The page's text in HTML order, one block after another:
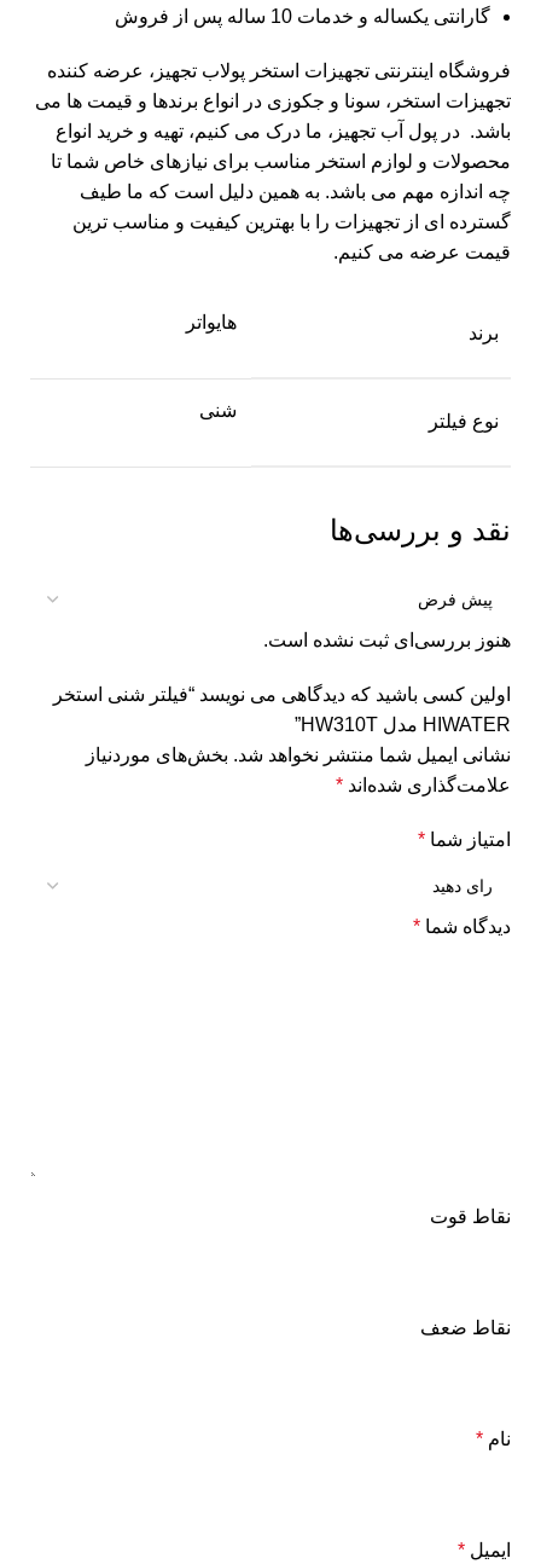
گارانتی یکساله و خدمات 10 ساله پس از فروش
فروشگاه اینترنتی تجهیزات استخر پولاب تجهیز ، عرضه کننده
تجهیزات استخر ، سونا و جکوزی در انواع برندها و قیمت ها می
باشد. در پول آب تجهیز، ما درک می کنیم، تهیه و خرید انواع
محصولات و لوازم استخر مناسب برای نیازهای خاص شما تا
چه اندازه مهم می باشد. به همین دلیل است که ما طیف
گسترده ای از تجهیزات را با بهترین کیفیت و مناسب ترین
قیمت عرضه می کنیم.
برند
هایواتر
نوع فیلتر
شنی
نقد و بررسی‌ها
هنوز بررسی‌ای ثبت نشده است.
اولین کسی باشید که دیدگاهی می نویسد “فیلتر شنی استخر
HIWATER مدل HW310T”
نشانی ایمیل شما منتشر نخواهد شد. بخش‌های موردنیاز
علامت‌گذاری شده‌اند *
امتیاز شما *
دیدگاه شما *
نقاط قوت
نقاط ضعف
نام *
ایمیل *